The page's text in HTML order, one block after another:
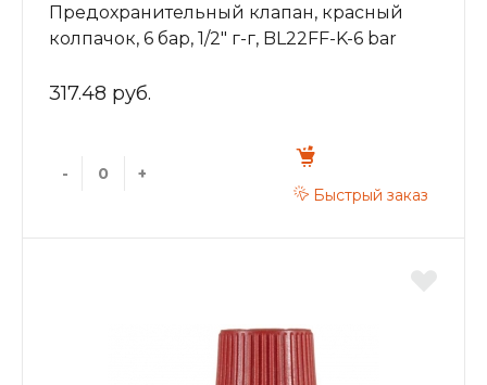
Предохранительный клапан, красный
колпачок, 6 бар, 1/2" г-г, BL22FF-K-6 bar
317.48 руб.
-
+
Быстрый заказ